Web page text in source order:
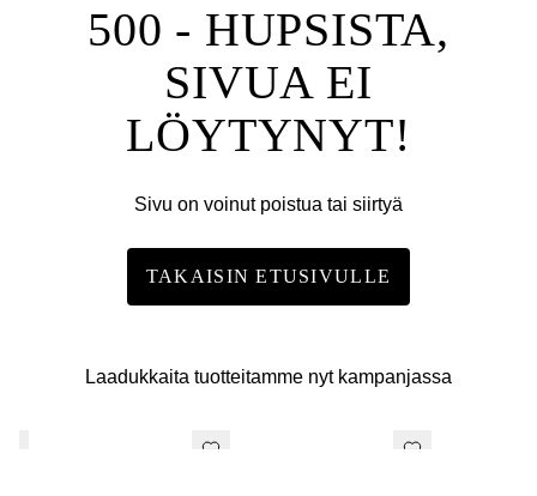
500 - HUPSISTA,
SIVUA EI
LÖYTYNYT!
Sivu on voinut poistua tai siirtyä
TAKAISIN ETUSIVULLE
Laadukkaita tuotteitamme nyt kampanjassa